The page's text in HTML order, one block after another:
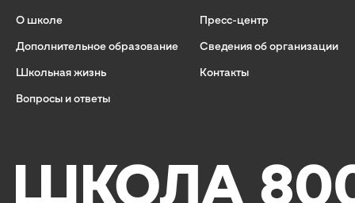
О школе
Дополнительное образование
Школьная жизнь
Вопросы и ответы
Пресс-центр
Сведения об организации
Контакты